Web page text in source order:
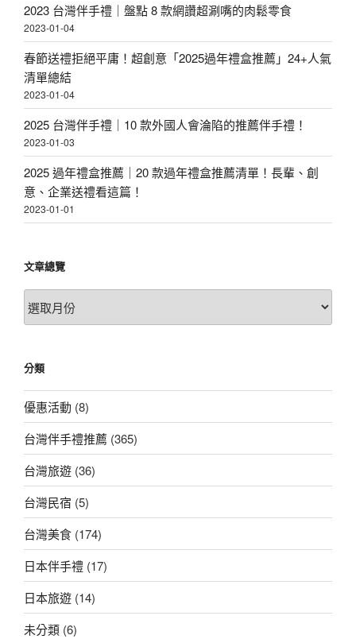
2023 台灣伴手禮｜盤點 8 款網讚超涮嘴的肉鬆零食
2023-01-04
春節送禮拒絕平庸！超創意「2025過年禮盒推薦」24+人氣
清單總結
2023-01-04
2025 台灣伴手禮｜10 款外國人會淪陷的推薦伴手禮！
2023-01-03
2025 過年禮盒推薦｜20 款過年禮盒推薦清單！長輩、創
意、企業送禮看這篇！
2023-01-01
文章總覽
文
章
分類
優惠活動 (8)
台灣伴手禮推薦 (365)
台灣旅遊 (36)
台灣民宿 (5)
台灣美食 (174)
日本伴手禮 (17)
日本旅遊 (14)
未分類 (6)